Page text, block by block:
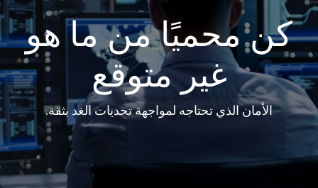
كن محميًا من ما هو
غير متوقع
الأمان الذي تحتاجه لمواجهة تحديات الغد بثقة.